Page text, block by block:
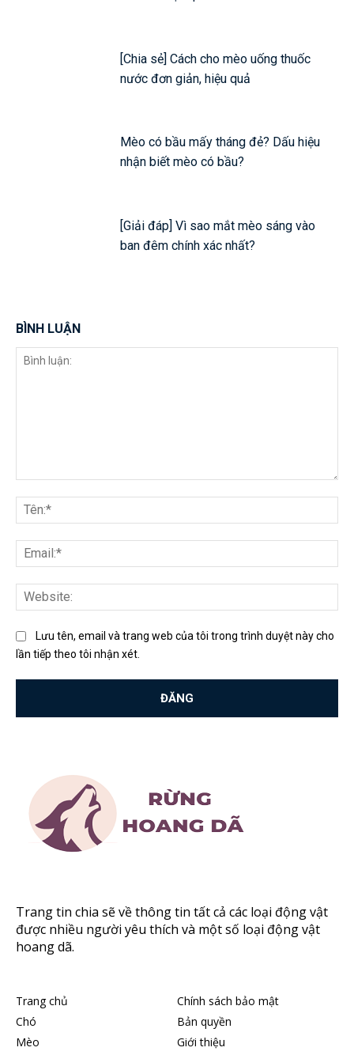
[Chia sẻ] Cách cho mèo uống thuốc
nước đơn giản, hiệu quả
Mèo có bầu mấy tháng đẻ? Dấu hiệu
nhận biết mèo có bầu?
[Giải đáp] Vì sao mắt mèo sáng vào
ban đêm chính xác nhất?
BÌNH LUẬN
luận:
Lưu tên, email và trang web của tôi trong trình duyệt này cho
lần tiếp theo tôi nhận xét.
Trang tin chia sẽ về thông tin tất cả các loại động vật
được nhiều người yêu thích và một số loại động vật
hoang dã.
Trang chủ
Chó
Mèo
Chính sách bảo mật
Bản quyền
Giới thiệu